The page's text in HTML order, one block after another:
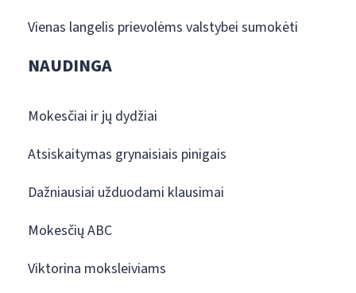
Vienas langelis prievolėms valstybei sumokėti
NAUDINGA
Mokesčiai ir jų dydžiai
Atsiskaitymas grynaisiais pinigais
Dažniausiai užduodami klausimai
Mokesčių ABC
Viktorina moksleiviams